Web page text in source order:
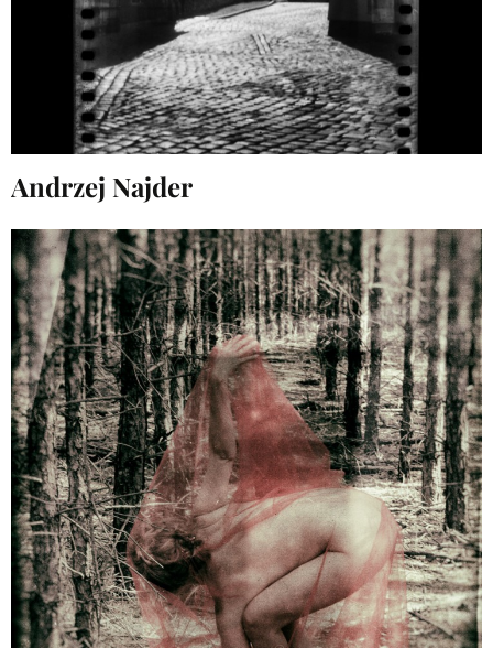
Andrzej Najder